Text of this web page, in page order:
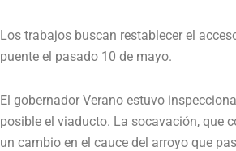
Los trabajos buscan restablecer el
puente el pasado 10 de mayo.
El gobernador Verano estuvo
posible el viaducto. La socavación, que
un cambio en el cauce del arroyo que